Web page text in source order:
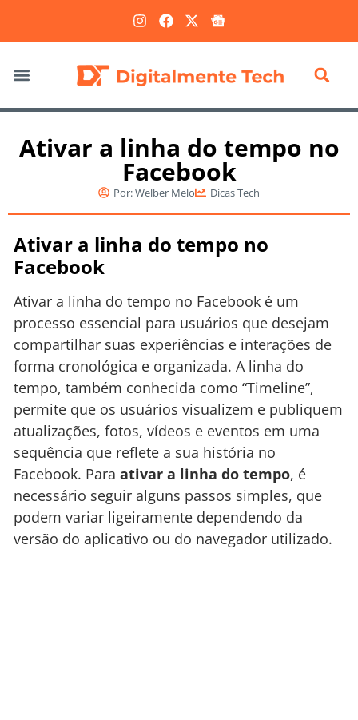
Ativar a linha do tempo no
Facebook
Por:Welber Melo Dicas Tech
Ativar a linha do tempo no
Facebook
Ativar a linha do tempo no Facebook é um
processo essencial para usuários que desejam
compartilhar suas experiências e interações de
forma cronológica e organizada. A linha do
tempo, também conhecida como “Timeline”,
permite que os usuários visualizem e publiquem
atualizações, fotos, vídeos e eventos em uma
sequência que reflete a sua história no
Facebook. Para ativar a linha do tempo, é
necessário seguir alguns passos simples, que
podem variar ligeiramente dependendo da
versão do aplicativo ou do navegador utilizado.